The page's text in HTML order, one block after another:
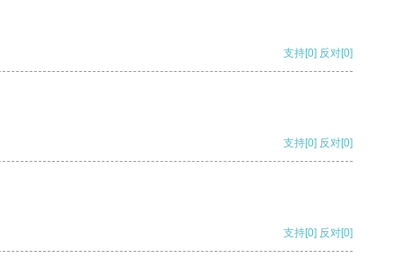
支持[0] 反对[0]
支持[0] 反对[0]
支持[0] 反对[0]